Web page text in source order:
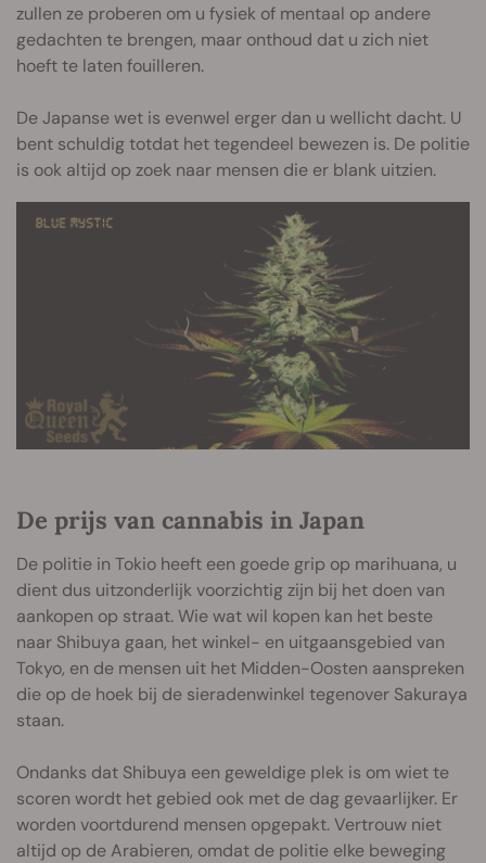
zullen ze proberen om u fysiek of mentaal op andere
gedachten te brengen, maar onthoud dat u zich niet
hoeft te laten fouilleren.
De Japanse wet is evenwel erger dan u wellicht dacht. U
bent schuldig totdat het tegendeel bewezen is. De politie
is ook altijd op zoek naar mensen die er blank uitzien.
De prijs van cannabis in Japan
De politie in Tokio heeft een goede grip op marihuana, u
dient dus uitzonderlijk voorzichtig zijn bij het doen van
aankopen op straat. Wie wat wil kopen kan het beste
naar Shibuya gaan, het winkel- en uitgaansgebied van
Tokyo, en de mensen uit het Midden-Oosten aanspreken
die op de hoek bij de sieradenwinkel tegenover Sakuraya
staan.
Ondanks dat Shibuya een geweldige plek is om wiet te
scoren wordt het gebied ook met de dag gevaarlijker. Er
worden voortdurend mensen opgepakt. Vertrouw niet
altijd op de Arabieren, omdat de politie elke beweging